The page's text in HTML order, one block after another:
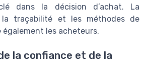
dans la décision d’achat. La
la traçabilité et les méthodes de
les acheteurs.
la confiance et de la